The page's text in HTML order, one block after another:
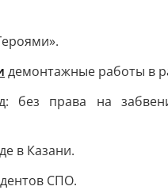
демонтажные работы в
без права на
в Казани.
СПО.